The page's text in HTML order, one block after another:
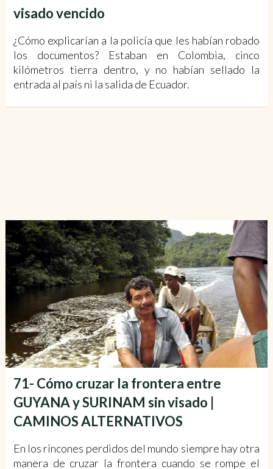
visado vencido
¿Cómo explicarían a la policía que les habían robado
los documentos? Estaban en Colombia, cinco
kilómetros tierra dentro, y no habían sellado la
entrada al país ni la salida de Ecuador.
71- Cómo cruzar la frontera entre
GUYANA y SURINAM sin visado |
CAMINOS ALTERNATIVOS
En los rincones perdidos del mundo siempre hay otra
manera de cruzar la frontera cuando se rompe el